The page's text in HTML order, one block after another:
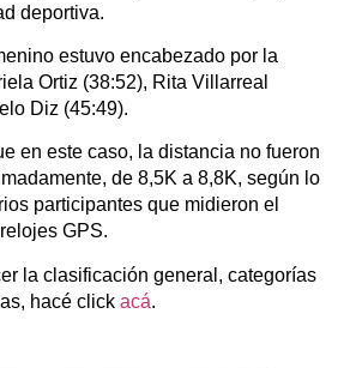
deportiva.
estuvo encabezado por la
Ortiz (38:52), Rita Villarreal
Diz (45:49).
en este caso, la distancia no fueron
de 8,5K a 8,8K, según lo
participantes que midieron el
GPS.
la clasificación general, categorías
hacé click acá.